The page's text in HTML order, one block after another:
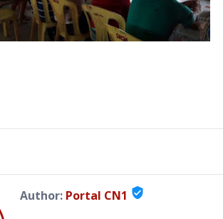
Author: Portal CN1 verified_user